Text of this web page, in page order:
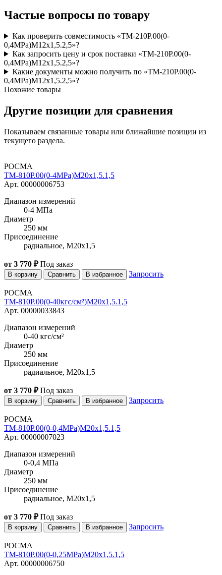
Частые вопросы по товару
Как проверить совместимость «ТМ-210Р.00(0-
0,4MPa)M12x1,5.2,5»?
Как запросить цену и срок поставки «ТМ-210Р.00(0-
0,4MPa)M12x1,5.2,5»?
Какие документы можно получить по «ТМ-210Р.00(0-
0,4MPa)M12x1,5.2,5»?
Похожие товары
Другие позиции для сравнения
Показываем связанные товары или ближайшие позиции из
текущего раздела.
РОСМА
ТМ-810Р.00(0-4MPa)M20x1,5.1,5
Арт. 00000006753
Диапазон измерений
0-4 МПа
Диаметр
250 мм
Присоединение
радиальное, M20x1,5
от 3 770 ₽ Под заказ
В корзину Сравнить В избранное Запросить
РОСМА
ТМ-810Р.00(0-40кгс/см²)M20x1,5.1,5
Арт. 00000033843
Диапазон измерений
0-40 кгс/см²
Диаметр
250 мм
Присоединение
радиальное, M20x1,5
от 3 770 ₽ Под заказ
В корзину Сравнить В избранное Запросить
РОСМА
ТМ-810Р.00(0-0,4MPa)M20x1,5.1,5
Арт. 00000007023
Диапазон измерений
0-0,4 МПа
Диаметр
250 мм
Присоединение
радиальное, M20x1,5
от 3 770 ₽ Под заказ
В корзину Сравнить В избранное Запросить
РОСМА
ТМ-810Р.00(0-0,25MPa)M20x1,5.1,5
Арт. 00000006750